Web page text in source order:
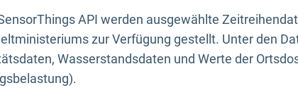
API werden ausgewählte
zur Verfügung gestellt. Unter den
Wasserstandsdaten und Werte der